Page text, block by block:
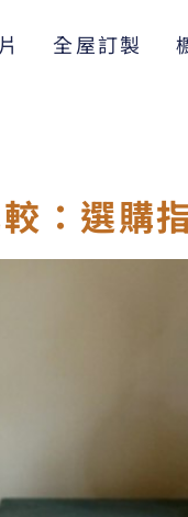
全屋訂製
：選購